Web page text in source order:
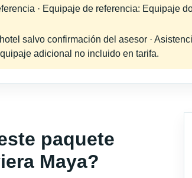
· Equipaje de referencia: Equipaje
salvo confirmación del asesor ·
adicional no incluido en tarifa.
paquete
Maya?